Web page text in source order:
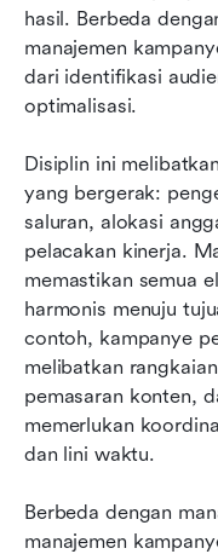
hasil. Berbeda
manajemen
dari identifikasi
optimalisasi.
Disiplin ini
yang bergerak:
saluran, alokasi
pelacakan kinerja.
memastikan semua
harmonis menuju
contoh, kampanye
melibatkan
pemasaran konten,
memerlukan
dan lini waktu.
Berbeda dengan
manajemen